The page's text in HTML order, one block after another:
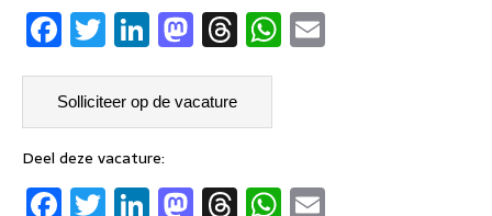
F
a
c
e
b
T
w
it
t
er
Li
n
k
e
dI
M
a
st
o
T
h
a
W
h
Deel deze vacature: